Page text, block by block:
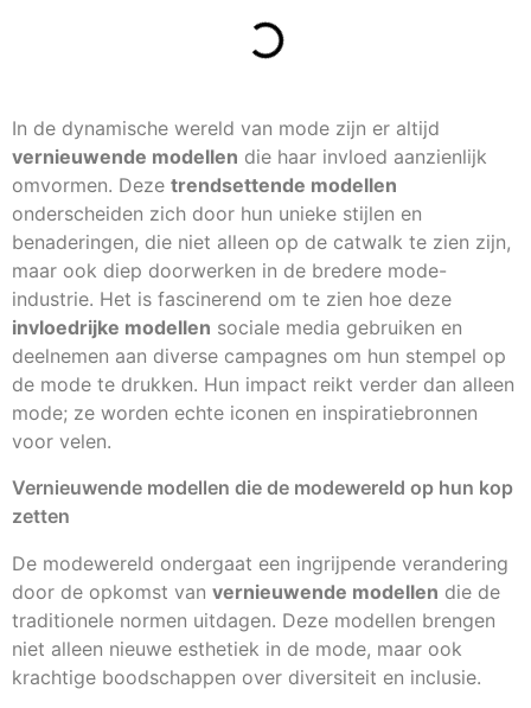
In de dynamische wereld van mode zijn er altijd
vernieuwende modellen die haar invloed aanzienlijk
omvormen. Deze trendsettende modellen
onderscheiden zich door hun unieke stijlen en
benaderingen, die niet alleen op de catwalk te zien zijn,
maar ook diep doorwerken in de bredere mode-
industrie. Het is fascinerend om te zien hoe deze
invloedrijke modellen sociale media gebruiken en
deelnemen aan diverse campagnes om hun stempel op
de mode te drukken. Hun impact reikt verder dan alleen
mode; ze worden echte iconen en inspiratiebronnen
voor velen.
Vernieuwende modellen die de modewereld op hun kop
zetten
De modewereld ondergaat een ingrijpende verandering
door de opkomst van vernieuwende modellen die de
traditionele normen uitdagen. Deze modellen brengen
niet alleen nieuwe esthetiek in de mode, maar ook
krachtige boodschappen over diversiteit en inclusie.